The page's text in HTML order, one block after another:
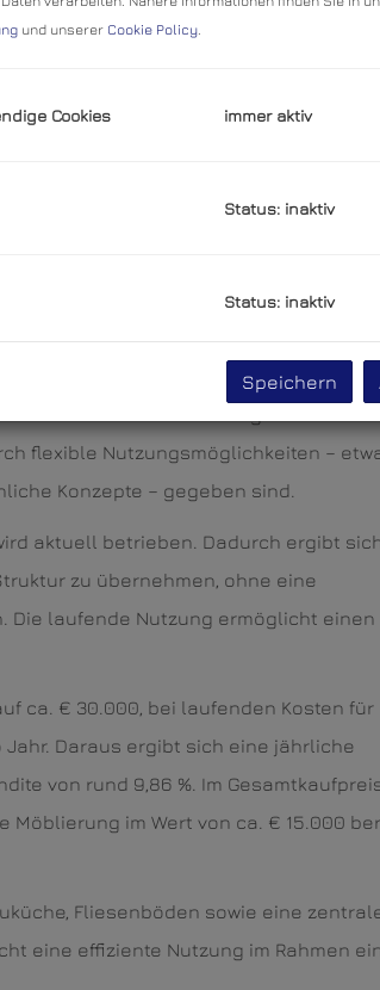
mit wohnungsähnlicher Nutzung in
betrieben wird und somit eine
und befindet sich im Erdgeschoss.
flexible Nutzungsmöglichkeiten –
Konzepte – gegeben sind.
aktuell betrieben. Dadurch ergibt
zu übernehmen, ohne eine
Die laufende Nutzung ermöglicht einen
ca. € 30.000, bei laufenden Kosten für
Daraus ergibt sich eine jährliche
von rund 9,86 %. Im
im Wert von ca. € 15.000
Fliesenböden sowie eine
eine effiziente Nutzung im Rahmen
und unserer Cookie Policy
Cookies immer aktiv
Status: inaktiv
Status: inaktiv
Speichern